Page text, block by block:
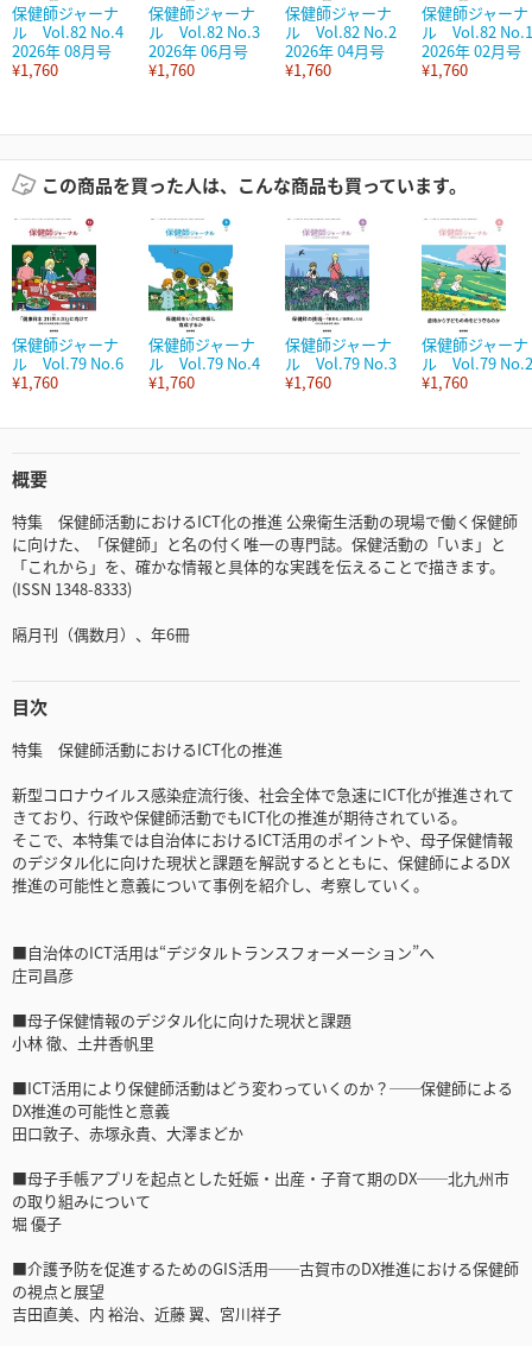
保健師ジャーナ
ル Vol.82 No.4
2026年 08月号
¥1,760
保健師ジャーナ
ル Vol.82 No.3
2026年 06月号
¥1,760
保健師ジャーナ
ル Vol.82 No.2
2026年 04月号
¥1,760
保健師ジャーナ
ル Vol.82 No.1
2026年 02月号
¥1,760
この商品を買った人は、こんな商品も買っています。
保健師ジャーナ
ル Vol.79 No.6
¥1,760
保健師ジャーナ
ル Vol.79 No.4
¥1,760
保健師ジャーナ
ル Vol.79 No.3
¥1,760
保健師ジャーナ
ル Vol.79 No.2
¥1,760
概要
特集 保健師活動におけるICT化の推進 公衆衛生活動の現場で働く保健師
に向けた、「保健師」と名の付く唯一の専門誌。保健活動の「いま」と
「これから」を、確かな情報と具体的な実践を伝えることで描きます。
(ISSN 1348-8333)
隔月刊（偶数月）、年6冊
目次
特集 保健師活動におけるICT化の推進
新型コロナウイルス感染症流行後、社会全体で急速にICT化が推進されて
きており、行政や保健師活動でもICT化の推進が期待されている。
そこで、本特集では自治体におけるICT活用のポイントや、母子保健情報
のデジタル化に向けた現状と課題を解説するとともに、保健師によるDX
推進の可能性と意義について事例を紹介し、考察していく。
■自治体のICT活用は“デジタルトランスフォーメーション”へ
庄司昌彦
■母子保健情報のデジタル化に向けた現状と課題
小林 徹、土井香帆里
■ICT活用により保健師活動はどう変わっていくのか？──保健師による
DX推進の可能性と意義
田口敦子、赤塚永貴、大澤まどか
■母子手帳アプリを起点とした妊娠・出産・子育て期のDX──北九州市
の取り組みについて
堀 優子
■介護予防を促進するためのGIS活用──古賀市のDX推進における保健師
の視点と展望
吉田直美、内 裕治、近藤 翼、宮川祥子